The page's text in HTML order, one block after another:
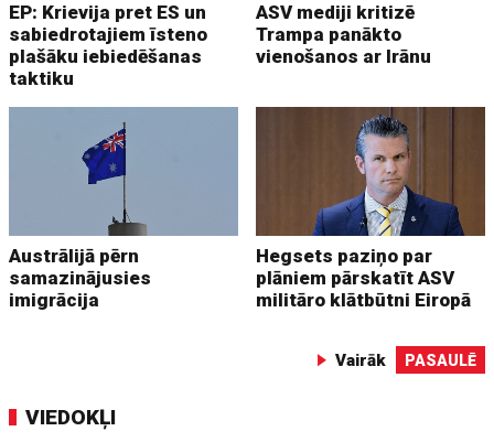
EP: Krievija pret ES un
sabiedrotajiem īsteno
plašāku iebiedēšanas
taktiku
ASV mediji kritizē
Trampa panākto
vienošanos ar Irānu
Austrālijā pērn
samazinājusies
imigrācija
Hegsets paziņo par
plāniem pārskatīt ASV
militāro klātbūtni Eiropā
Vairāk PASAULĒ
VIEDOKĻI